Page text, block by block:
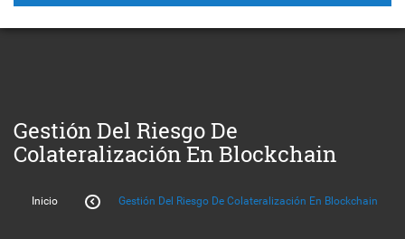
Gestión Del Riesgo De
Colateralización En Blockchain
Inicio Gestión Del Riesgo De Colateralización En Blockchain